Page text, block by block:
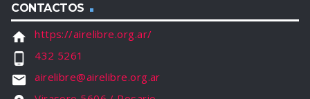
CONTACTOS
home https://airelibre.org.ar/
phone_android 432 5261
email airelibre@airelibre.org.ar